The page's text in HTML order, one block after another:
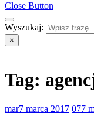
Close Button
Wyszukaj:
×
Tag:
mar7 marca 2017 077